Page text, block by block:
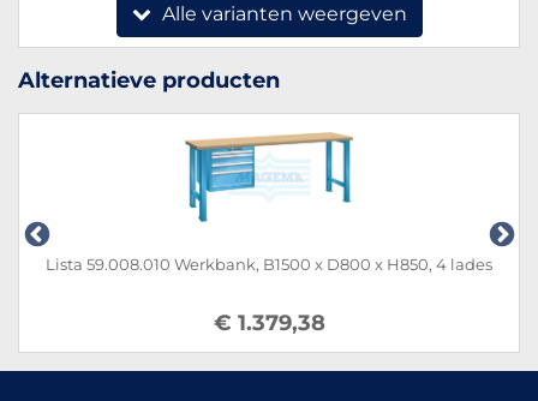
Alle varianten weergeven
Alternatieve producten
Lista 59.008.010 Werkbank, B1500 x D800 x H850, 4 lades
€ 1.379,38